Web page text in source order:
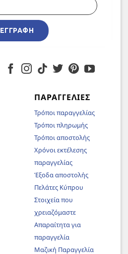
ΕΓΓΡΑΦΉ
ΠΑΡΑΓΓΕΛΊΕΣ
Τρόποι παραγγελίας
Τρόποι πληρωμής
Τρόποι αποστολής
Χρόνοι εκτέλεσης
παραγγελίας
Έξοδα αποστολής
Πελάτες Κύπρου
Στοιχεία που
χρειαζόμαστε
Απαραίτητα για
παραγγελία
Μαζική Παραγγελία